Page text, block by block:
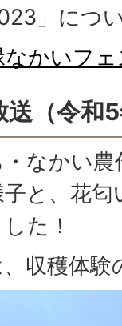
」につ
なかいフ
（令和5
なかい
と、花
た！
、収穫体験